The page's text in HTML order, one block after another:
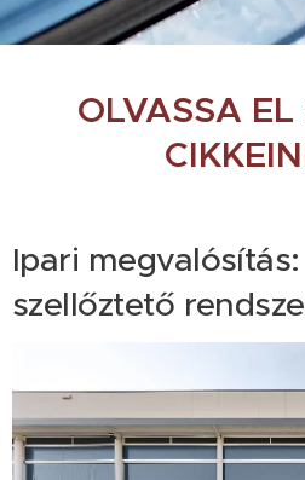
OLVASSA
Ipari megvalósítás:
szellőztető